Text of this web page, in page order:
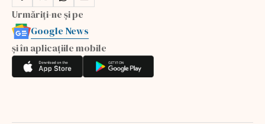
Urmăriți-ne și pe
Google News
și în aplicațiile mobile